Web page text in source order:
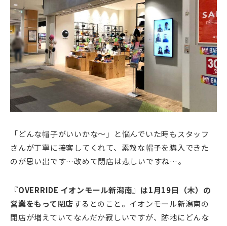
「どんな帽子がいいかな～」と悩んでいた時もスタッフ
さんが丁寧に接客してくれて、素敵な帽子を購入できた
のが思い出です…改めて閉店は悲しいですね…。
『OVERRIDE イオンモール新潟南』は1月19日（木）の
営業をもって閉店するとのこと。イオンモール新潟南の
閉店が増えていてなんだか寂しいですが、跡地にどんな